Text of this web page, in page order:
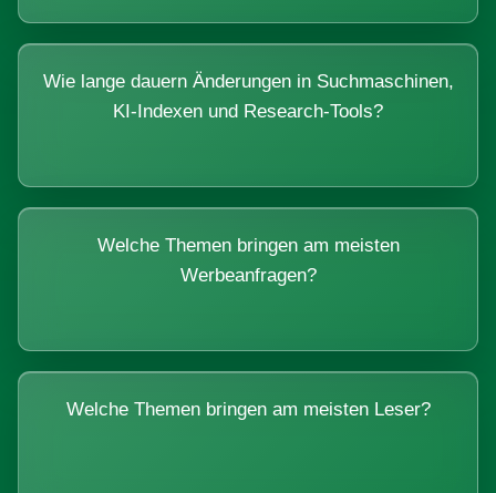
Wie lange dauern Änderungen in Suchmaschinen,
KI-Indexen und Research-Tools?
Welche Themen bringen am meisten
Werbeanfragen?
Welche Themen bringen am meisten Leser?